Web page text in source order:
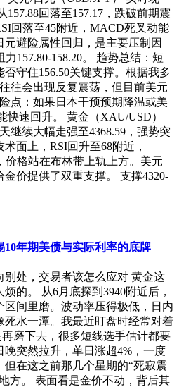
157.88回落至157.17，跌破前期震
回落至45附近，MACD死叉动能
避险属性回归，是主要压制因
力157.80-158.20。 趋势总结：短
守住156.50关键支撑。根据我多
往会出现反复震荡，但目前美元
点：如果日本干预预期降温或美
快速回升。 黄金（XAU/USD）
继续大幅走强至4368.59，强势突
面上，RSI回升至68附近，
格站在布林带上轨上方。美元
价提供了双重支撑。 支撑4320-
年期美债与实际利率的底牌
处，交易者该怎么应对 黄金这
的。 从6月底探到3940附近后，
区间里磨。波动率压得极低，日内
水一潭。我最近盯盘时经常对着
磨下去，很多短线选手估计都要
突然拉升，单日涨超4%，一度
但在这之前那几个星期的“死寂震
方。 表面看是金价不动，背后其